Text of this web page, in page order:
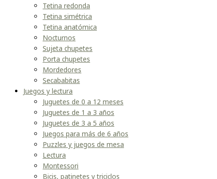
Tetina redonda
Tetina simétrica
Tetina anatómica
Nocturnos
Sujeta chupetes
Porta chupetes
Mordedores
Secababitas
Juegos y lectura
Juguetes de 0 a 12 meses
Juguetes de 1 a 3 años
Juguetes de 3 a 5 años
Juegos para más de 6 años
Puzzles y juegos de mesa
Lectura
Montessori
Bicis, patinetes y triciclos